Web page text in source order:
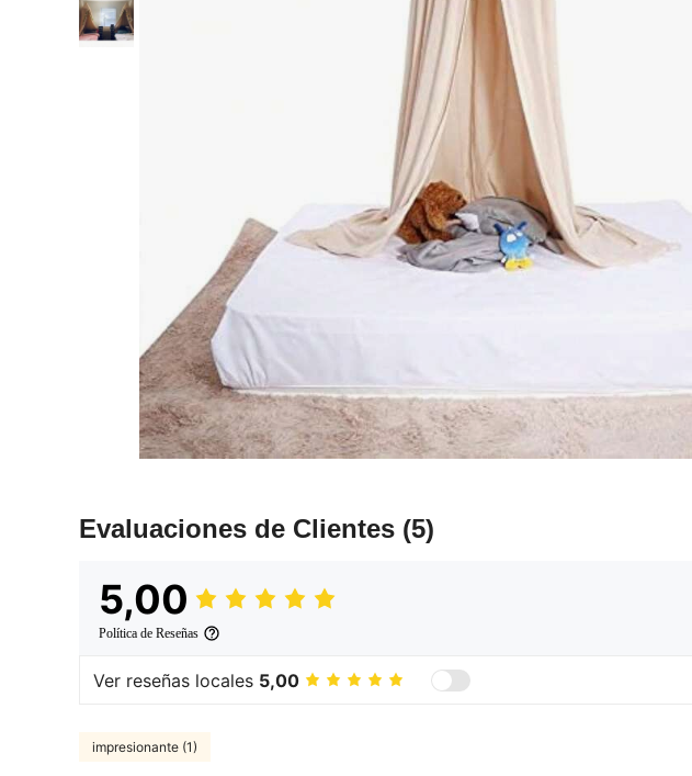
Evaluaciones de Clientes (5)
5,00
Política de Reseñas
Ver reseñas locales 5,00
impresionante (1)